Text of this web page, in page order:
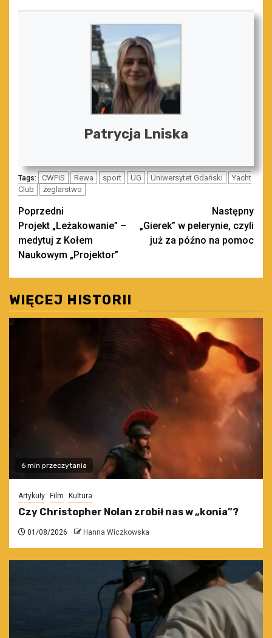
Patrycja Lniska
Tags: CWFiS Rewa sport UG Uniwersytet Gdański
Yacht
Club
żeglarstwo
Zobacz
wpisy
Poprzedni
Projekt „Leżakowanie” –
medytuj z Kołem
Naukowym „Projektor”
Następny
„Gierek” w pelerynie, czyli
już za późno na pomoc
WIĘCEJ HISTORII
6 min przeczytania
Artykuły Film Kultura
Czy Christopher Nolan zrobił nas w „konia”?
01/08/2026 Hanna Wiczkowska